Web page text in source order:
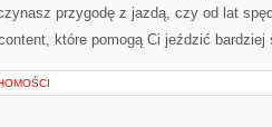
przygodę z jazdą, czy od lat
które pomogą Ci jeździć